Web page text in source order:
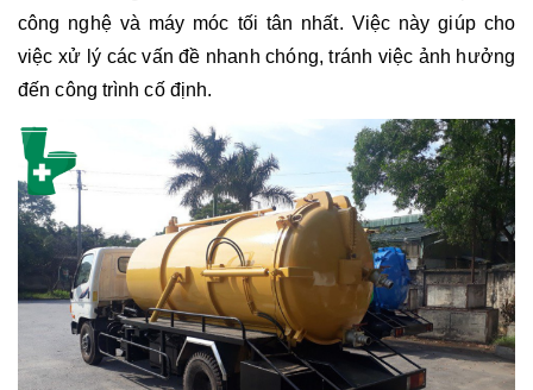
công nghệ và máy móc tối tân nhất. Việc này giúp cho
việc xử lý các vấn đề nhanh chóng, tránh việc ảnh hưởng
đến công trình cố định.